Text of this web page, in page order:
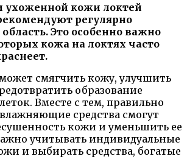
ухоженной кожи локтей
регулярно
Это особенно важно
кожа на локтях часто
смягчить кожу, улучшить
образование
Вместе с тем, правильно
средства смогут
кожи и уменьшить ее
учитывать индивидуальные
и выбирать средства, богатые